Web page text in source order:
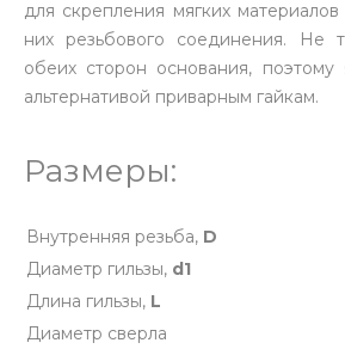
для скрепления мягких
них резьбового соединения. Не
обеих сторон основания, поэтому
альтернативой приварным гайкам.
Размеры:
Внутренняя резьба, D
Диаметр гильзы, d1
Длина гильзы, L
Диаметр сверла